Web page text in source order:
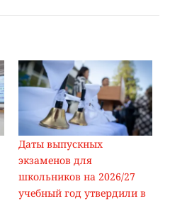
Даты выпускных
экзаменов для
школьников на 2026/27
учебный год утвердили в